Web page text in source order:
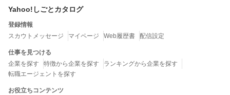
Yahoo!しごとカタログ
登録情報
スカウトメッセージ
マイページ Web履歴書 配信設定
仕事を見つける
企業を探す
特徴から企業を探す
ランキングから企業を探す
転職エージェントを探す
お役立ちコンテンツ